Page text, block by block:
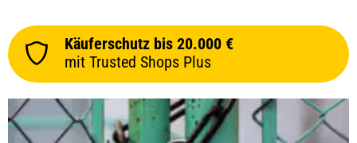
Käuferschutz bis 20.000 €
mit Trusted Shops Plus